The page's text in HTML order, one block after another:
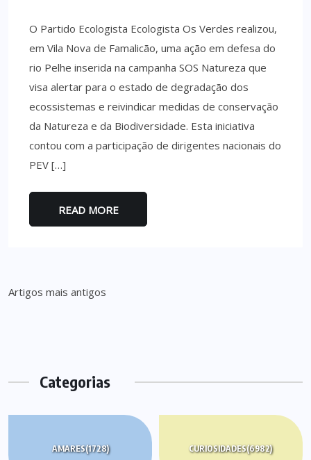
O Partido Ecologista Ecologista Os Verdes realizou,
em Vila Nova de Famalicão, uma ação em defesa do
rio Pelhe inserida na campanha SOS Natureza que
visa alertar para o estado de degradação dos
ecossistemas e reivindicar medidas de conservação
da Natureza e da Biodiversidade. Esta iniciativa
contou com a participação de dirigentes nacionais do
PEV […]
READ MORE
Navegação
Artigos mais antigos
Categorias
AMARES(1728) CURIOSIDADES(6982)